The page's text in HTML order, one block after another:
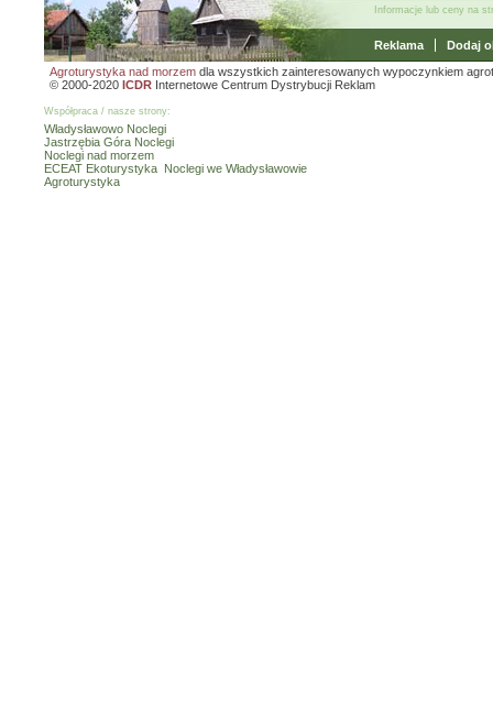
Informacje lub ceny na
Reklama
Dodaj
Agroturystyka nad morzem dla wszystkich zainteresowanych wypoczynkiem
© 2000-2020 ICDR Internetowe Centrum Dystrybucji Reklam
Współpraca / nasze strony:
Władysławowo Noclegi
Jastrzębia Góra Noclegi
Noclegi nad morzem
ECEAT Ekoturystyka Noclegi we Władysławowie
Agroturystyka